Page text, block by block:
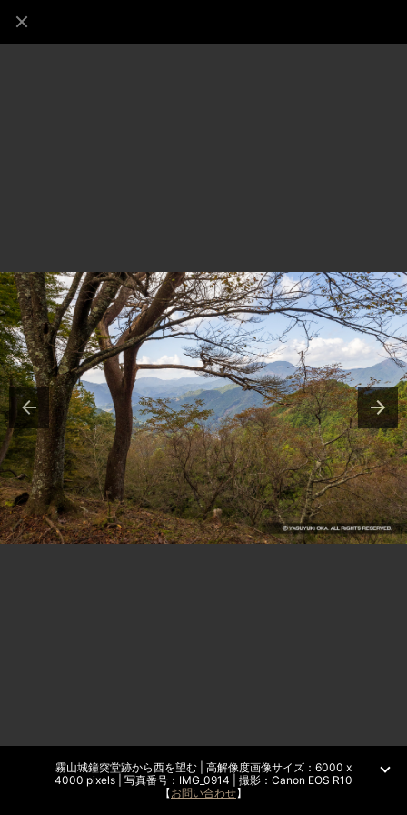
霧山城鐘突堂跡から西を望む | 高解像度画像サイズ：6000 x
4000 pixels | 写真番号：IMG_0914 | 撮影：Canon EOS R10
【お問い合わせ】